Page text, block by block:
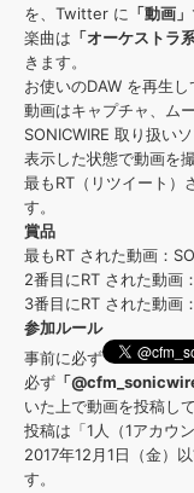
を、Twitter に 「動画」
楽曲は 「オーケストラ系
きます。
お使いのDAW を再生し
動画はキャプチャ、ム
SONICWIRE 取り扱い
表示した状態で動画を
最もRT（リツイート）
す。
賞品
最もRT された動画：
2番目にRT された動画
3番目にRT された動画
参加ルール
事前に必ず
必ず 「
いた上で動画を投稿し
投稿は「1人（1アカウ
2017年12月1日（金）
す。